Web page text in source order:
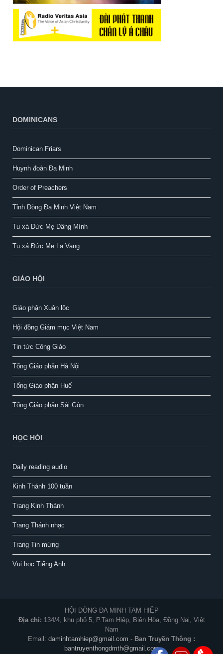
DOMINICANS
Dominican Friars
Huynh đoàn Đa Minh
Order of Preachers
Tỉnh Dòng Đa Minh Việt Nam
Tu xá Đức Mẹ Dâng Mình
Tu xá Đức Mẹ La Vang
GIÁO HỘI
Giáo phận Xuân lộc
Hội đồng Giám mục Việt Nam
Tin tức Công Giáo
Tổng Giáo phận Hà Nội
Tổng Giáo phận Huế
Tổng Giáo phận Sài Gòn
HỌC HỎI
Daily reading audio
Kinh Thánh 100 tuần
Trang Kinh Thánh
Trang Thánh nhạc
Trang Tin mừng
Vui học Tiếng Anh
HỘI DÒNG ĐA MINH TAM HIỆP
Địa chỉ: 134/4, khu phố 5, P.Tam Hiệp, Biên Hòa, Đồng Nai, Việt
Nam
Email: daminhtamhiep@gmail.com - Ban Truyền Thông :
bantruyenthongdmth@gmail.com